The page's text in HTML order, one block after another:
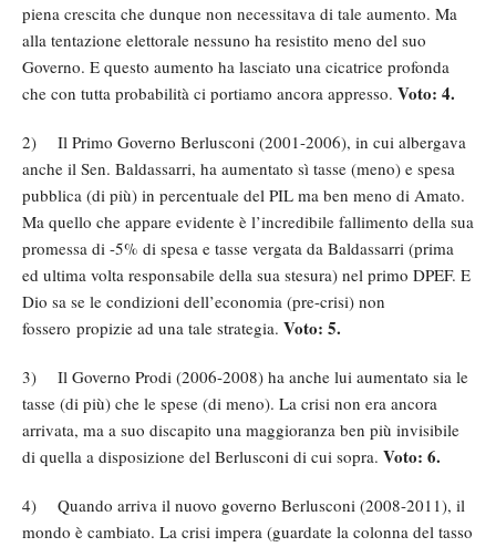
piena crescita che dunque non necessitava di tale aumento. Ma
alla tentazione elettorale nessuno ha resistito meno del suo
Governo. E questo aumento ha lasciato una cicatrice profonda
che con tutta probabilità ci portiamo ancora appresso. Voto: 4.
2) Il Primo Governo Berlusconi (2001-2006), in cui albergava
anche il Sen. Baldassarri, ha aumentato sì tasse (meno) e spesa
pubblica (di più) in percentuale del PIL ma ben meno di Amato.
Ma quello che appare evidente è l’incredibile fallimento della sua
promessa di -5% di spesa e tasse vergata da Baldassarri (prima
ed ultima volta responsabile della sua stesura) nel primo DPEF. E
Dio sa se le condizioni dell’economia (pre-crisi) non
fossero propizie ad una tale strategia. Voto: 5.
3) Il Governo Prodi (2006-2008) ha anche lui aumentato sia le
tasse (di più) che le spese (di meno). La crisi non era ancora
arrivata, ma a suo discapito una maggioranza ben più invisibile
di quella a disposizione del Berlusconi di cui sopra. Voto: 6.
4) Quando arriva il nuovo governo Berlusconi (2008-2011), il
mondo è cambiato. La crisi impera (guardate la colonna del tasso